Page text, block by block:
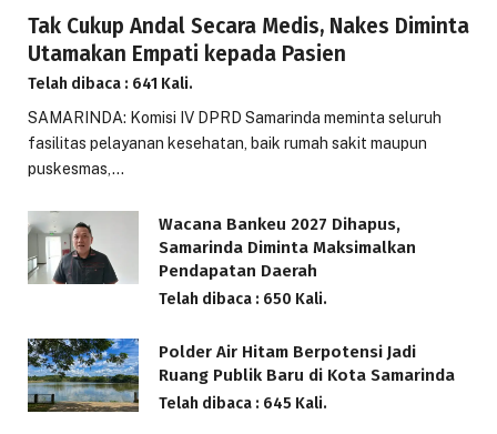
Tak Cukup Andal Secara Medis, Nakes Diminta
Utamakan Empati kepada Pasien
Telah dibaca : 641 Kali.
SAMARINDA: Komisi IV DPRD Samarinda meminta seluruh
fasilitas pelayanan kesehatan, baik rumah sakit maupun
puskesmas,…
Wacana Bankeu 2027 Dihapus,
Samarinda Diminta Maksimalkan
Pendapatan Daerah
Telah dibaca : 650 Kali.
Polder Air Hitam Berpotensi Jadi
Ruang Publik Baru di Kota Samarinda
Telah dibaca : 645 Kali.